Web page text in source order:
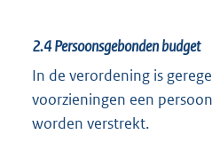
2.4 Persoonsgebonden budget
In de verordening is
voorzieningen een
worden verstrekt.